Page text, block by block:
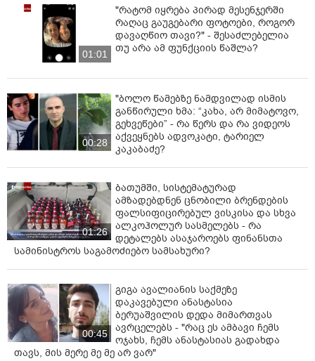
01:01
"რატომ იყრება პირად მესენჯერში
რაღაც გაუგებარი ფოტოები, როგორ
დავაღწიო თავი?" - შესაძლებელია
თუ არა ამ ფუნქციის წაშლა?
00:28
"ბოლო წამებზე ნამდვილად ისმის
განწირული ხმა: “კახა, არ მიმატოვო,
გეხვეწები” - რა წერს და რა ვიდეოს
აქვეყნებს ადვოკატი, ტარიელ
კაკაბაძე?
01:26
ბათუმში, სისტემატურად
ამზადებდნენ ცნობილი ბრენდების
ფალსიფიცირებულ ვისკისა და სხვა
ალკოჰოლურ სასმელებს - რა
დეტალებს ასაჯაროებს ფინანსთა
სამინისტროს საგამოძიებო სამსახური?
00:45
გიგა ავალიანის საქმეზე
დაკავებული ანასტასია
ბერუაშვილის დედა მიმართვას
ავრცელებს - "რაც ეს ამბავი ჩემს
ოჯახს, ჩემს ანასტასიას გადახდა
თავს, მის მერე მე მე არ ვარ"